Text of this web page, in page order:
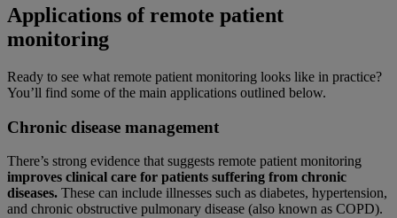
Applications of remote patient
monitoring
Ready to see what remote patient monitoring looks like in practice?
You’ll find some of the main applications outlined below.
Chronic disease management
There’s strong evidence that suggests remote patient monitoring
improves clinical care for patients suffering from chronic
diseases. These can include illnesses such as diabetes, hypertension,
and chronic obstructive pulmonary disease (also known as COPD).